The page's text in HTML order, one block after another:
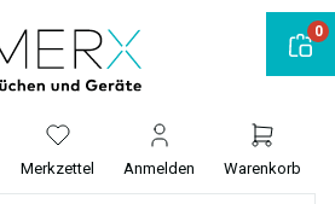
Merkzettel Anmelden Warenkorb
0